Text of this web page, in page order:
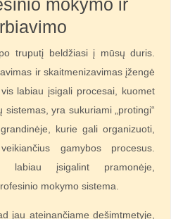
truputį beldžiasi į mūsų duris.
ir skaitmenizavimas įžengė
labiau įsigali procesai, kuomet
yra sukuriami „protingi“
kurie gali organizuoti,
gamybos procesus.
labiau įsigalint pramonėje,
mokymo sistema.
jau ateinančiame dešimtmetyje,